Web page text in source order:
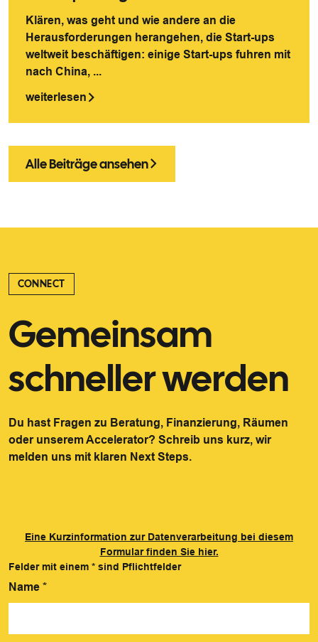
Klären, was geht und wie andere an die
Herausforderungen herangehen, die Start-ups
weltweit beschäftigen: einige Start-ups fuhren mit
nach China, ...
weiterlesen
Alle Beiträge ansehen
CONNECT
Gemeinsam
schneller werden
Du hast Fragen zu Beratung, Finanzierung, Räumen
oder unserem Accelerator? Schreib uns kurz, wir
melden uns mit klaren Next Steps.
Eine Kurzinformation zur Datenverarbeitung bei diesem
Formular finden Sie hier.
Felder mit einem * sind Pflichtfelder
Name *